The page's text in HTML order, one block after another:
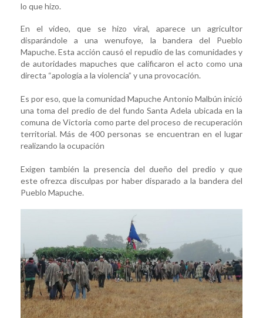
lo que hizo.
En el video, que se hizo viral, aparece un agricultor
disparándole a una wenufoye, la bandera del Pueblo
Mapuche. Esta acción causó el repudio de las comunidades y
de autoridades mapuches que calificaron el acto como una
directa “apología a la violencia” y una provocación.
Es por eso, que la comunidad Mapuche Antonio Malbún inició
una toma del predio de del fundo Santa Adela ubicada en la
comuna de Victoria como parte del proceso de recuperación
territorial. Más de 400 personas se encuentran en el lugar
realizando la ocupación
Exigen también la presencia del dueño del predio y que
este ofrezca disculpas por haber disparado a la bandera del
Pueblo Mapuche.